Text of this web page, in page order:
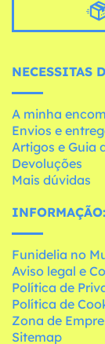
NECESSITAS
A minha
Envios e
Artigos e Guia
Devoluções
Mais dúvidas
INFORMAÇÃO:
Funidelia no
Aviso legal e
Política de
Política de
Zona de
Sitemap